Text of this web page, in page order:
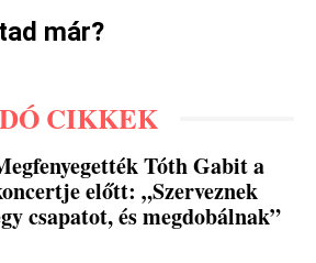
már?
CIKKEK
Tóth Gabit a
előtt: „Szerveznek
csapatot, és megdobálnak”